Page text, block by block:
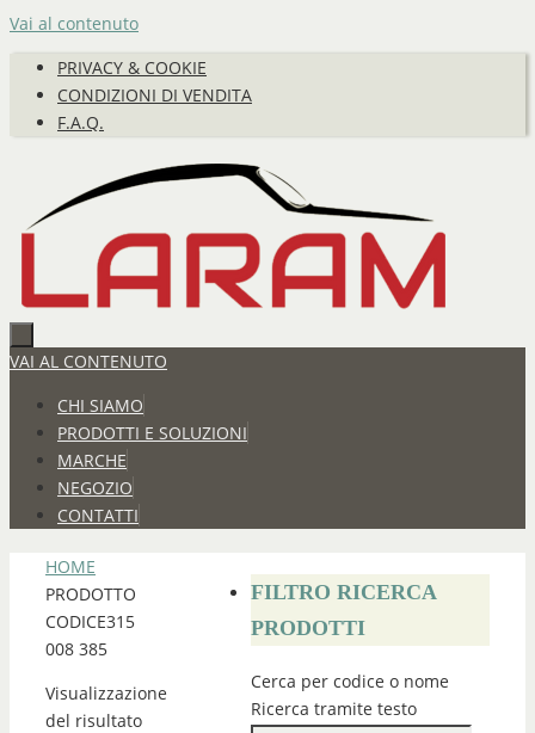
Vai al contenuto
PRIVACY & COOKIE
CONDIZIONI DI VENDITA
F.A.Q.
VAI AL CONTENUTO
CHI SIAMO
PRODOTTI E SOLUZIONI
MARCHE
NEGOZIO
CONTATTI
HOME
PRODOTTO
CODICE315
008 385
Visualizzazione
del risultato
FILTRO RICERCA
PRODOTTI
Cerca per codice o nome
Ricerca tramite testo